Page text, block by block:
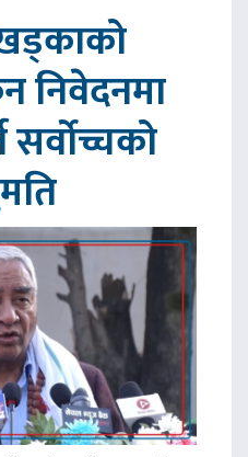
निवेदनमा